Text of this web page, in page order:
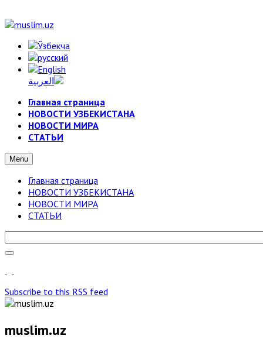
Главная страница
НОВОСТИ УЗБЕКИСТАНА
НОВОСТИ МИРА
СТАТЬИ
Menu
Главная страница
НОВОСТИ УЗБЕКИСТАНА
НОВОСТИ МИРА
СТАТЬИ
Subscribe to this RSS feed
muslim.uz